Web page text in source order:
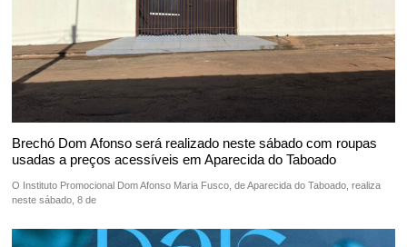
Brechó Dom Afonso será realizado neste sábado com roupas
usadas a preços acessíveis em Aparecida do Taboado
O Instituto Promocional Dom Afonso Maria Fusco, de Aparecida do Taboado, realiza
neste sábado, 8 de